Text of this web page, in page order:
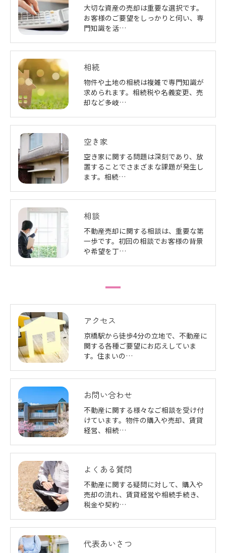
大切な資産の売却は重要な選択です。
お客様のご要望をしっかりと伺い、専
門知識を活…
相続
物件や土地の相続は複雑で専門知識が
求められます。相続税や名義変更、売
却など多岐…
空き家
空き家に関する問題は深刻であり、放
置することでさまざまな課題が発生し
ます。相続…
相談
不動産売却に関する相談は、重要な第
一歩です。初回の相談でお客様の背景
や希望を丁…
アクセス
京橋駅から徒歩4分の立地で、不動産に
関する各種ご要望にお応えしていま
す。住まいの…
お問い合わせ
不動産に関する様々なご相談を受け付
けています。物件の購入や売却、賃貸
経営、相続…
よくある質問
不動産に関する疑問に対して、購入や
売却の流れ、賃貸経営や相続手続き、
税金や契約…
代表あいさつ